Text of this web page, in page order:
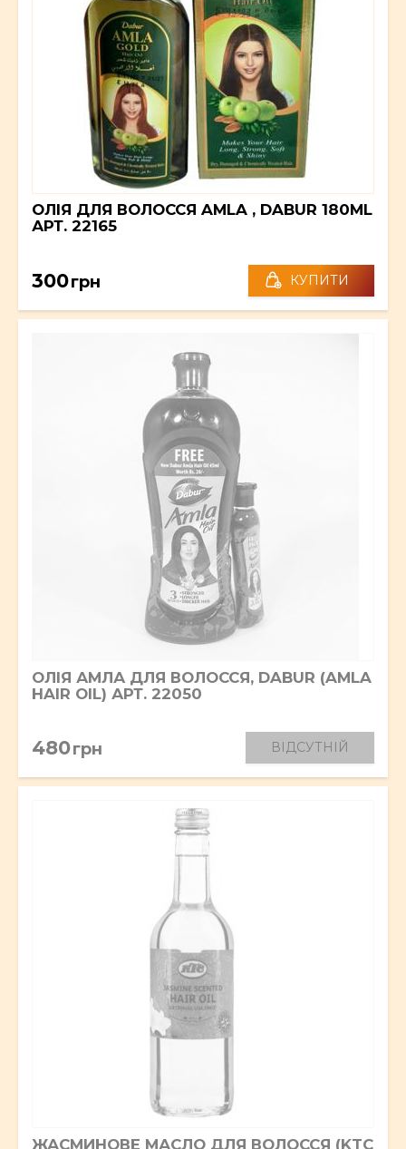
ОЛІЯ ДЛЯ ВОЛОССЯ AMLA , DABUR 180ML
АРТ. 22165
300грн КУПИТИ
ОЛІЯ АМЛА ДЛЯ ВОЛОССЯ, DABUR (AMLA
HAIR OIL) АРТ. 22050
480грн ВІДСУТНІЙ
ЖАСМИНОВЕ МАСЛО ДЛЯ ВОЛОССЯ (KTC